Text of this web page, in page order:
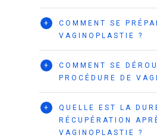
+
COMMENT SE
VAGINOPLASTIE ?
+
COMMENT SE
PROCÉDURE DE
+
QUELLE EST LA
RÉCUPÉRATION
VAGINOPLASTIE ?